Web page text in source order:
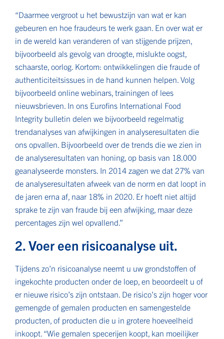
“Daarmee vergroot u het bewustzijn van wat er kan
gebeuren en hoe fraudeurs te werk gaan. En over wat er
in de wereld kan veranderen of van stijgende prijzen,
bijvoorbeeld als gevolg van droogte, mislukte oogst,
schaarste, oorlog. Kortom: ontwikkelingen die fraude of
authenticiteitsissues in de hand kunnen helpen. Volg
bijvoorbeeld online webinars, trainingen of lees
nieuwsbrieven. In ons Eurofins International Food
Integrity bulletin delen we bijvoorbeeld regelmatig
trendanalyses van afwijkingen in analyseresultaten die
ons opvallen. Bijvoorbeeld over de trends die we zien in
de analyseresultaten van honing, op basis van 18.000
geanalyseerde monsters. In 2014 zagen we dat 27% van
de analyseresultaten afweek van de norm en dat loopt in
de jaren erna af, naar 18% in 2020. Er hoeft niet altijd
sprake te zijn van fraude bij een afwijking, maar deze
percentages zijn wel opvallend.”
2. Voer een risicoanalyse uit.
Tijdens zo’n risicoanalyse neemt u uw grondstoffen of
ingekochte producten onder de loep, en beoordeelt u of
er nieuwe risico’s zijn ontstaan. De risico’s zijn hoger voor
gemengde of gemalen producten en samengestelde
producten, of producten die u in grotere hoeveelheid
inkoopt. “Wie gemalen specerijen koopt, kan moeilijker